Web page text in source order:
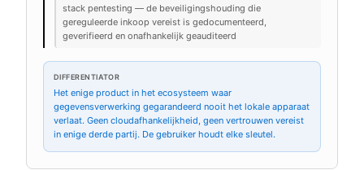
stack pentesting — de beveiligingshouding die
gereguleerde inkoop vereist is gedocumenteerd,
geverifieerd en onafhankelijk geauditeerd
DIFFERENTIATOR
Het enige product in het ecosysteem waar
gegevensverwerking gegarandeerd nooit het lokale apparaat
verlaat. Geen cloudafhankelijkheid, geen vertrouwen vereist
in enige derde partij. De gebruiker houdt elke sleutel.